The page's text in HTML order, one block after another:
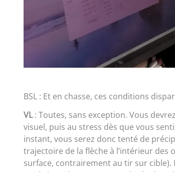
BSL : Et en chasse, ces conditions
VL: Toutes, sans exception. Vous
visuel, puis au stress dès que vous
instant, vous serez donc tenté de
trajectoire de la flèche à l’intérieur des
surface, contrairement au tir sur